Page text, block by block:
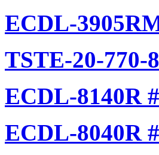
ECDL-
TSTE-20-770-
ECDL-8140R
ECDL-8040R